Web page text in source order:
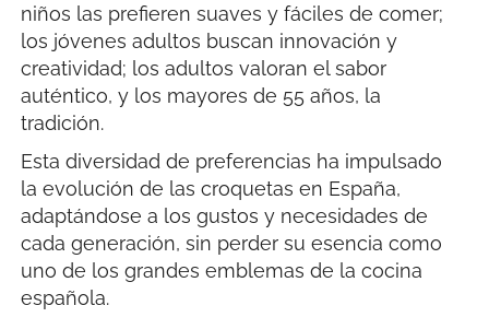
niños las prefieren suaves y fáciles de comer;
los jóvenes adultos buscan innovación y
creatividad; los adultos valoran el sabor
auténtico, y los mayores de 55 años, la
tradición.
Esta diversidad de preferencias ha impulsado
la evolución de las croquetas en España,
adaptándose a los gustos y necesidades de
cada generación, sin perder su esencia como
uno de los grandes emblemas de la cocina
española.